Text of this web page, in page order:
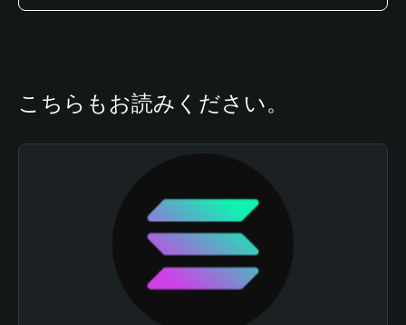
こちらもお読みください。